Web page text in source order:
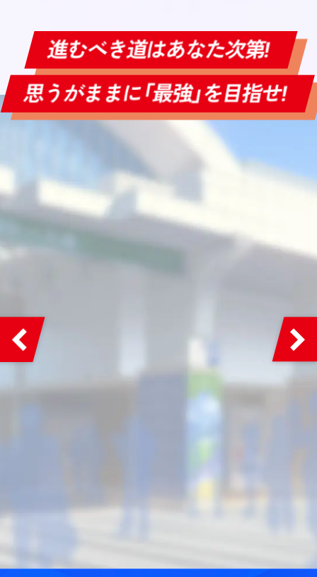
進むべき道はあなた次第!
思うがままに「最強」を目指せ!